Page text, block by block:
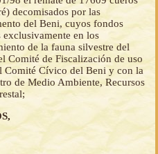
decomisados por las
del Beni, cuyos fondos
en los
de la fauna silvestre del
Comité de Fiscalización de uso
Comité Cívico del Beni y con la
de Medio Ambiente, Recursos